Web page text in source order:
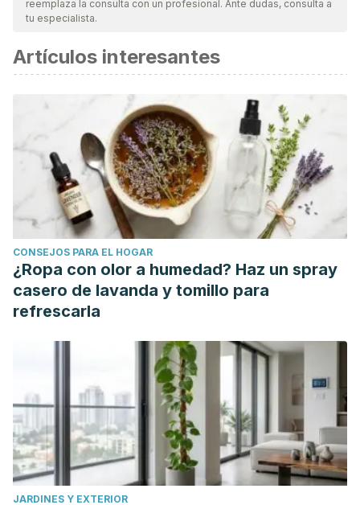
vigencia y validez.La bibliografía de este artículo fue
científica.
Alopecia. Pérdida de pelo. Diccionario Médico. Clínica
Universidad de Navarra. España.
https://www.cun.es/enfermedades-
tratamientos/enfermedades/alopecia-calvicie
Bajo nivel de testosterona. Sociedad Endocrina. Estados
Unidos; 2018. https://www.endocrine.org/patient-
engagement/multilingual-resource-library/bajo-nivel-de-
testosterona
Casals M, Fernández-Chico N, Ribera M. Pseudofoliculitis
de la barba. Actas Dermo-Sifilográficas. Vol. 101. Núm. 9. pp.
749-757. España; 2010. https://www.actasdermo.org/es-
Castelo-Soccio L,Patel D, Swink S. Una revisión del uso de
biotina para la caída del cabello. Biblioteca Nacional de
Medicina. Estados Unidos; 2017.
https://pubmed.ncbi.nlm.nih.gov/28879195/
Chen Ch, Guerrero-Juárez C, Hughes M, Jiang T, Lee O,
Murray P, Plikus M, Shi S, Ramos R, Wang L, Widelitz R,
Lander A, Choung Ch. La detección de quórum a nivel de
reemplaza la consulta con un profesional. Ante dudas, consulta a
tu especialista.
Artículos interesantes
CONSEJOS PARA EL HOGAR
¿Ropa con olor a humedad? Haz un spray
casero de lavanda y tomillo para
refrescarla
JARDINES Y EXTERIOR